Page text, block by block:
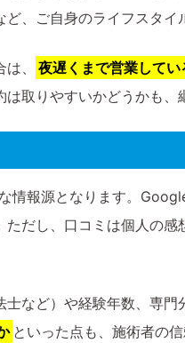
、ご自身のライフスタイ
、 夜遅くまで営業して
取りやすいかどうかも、
情報源となります。
だし、口コミは個人の
など）や経験年数、専
といった点も、施術者の